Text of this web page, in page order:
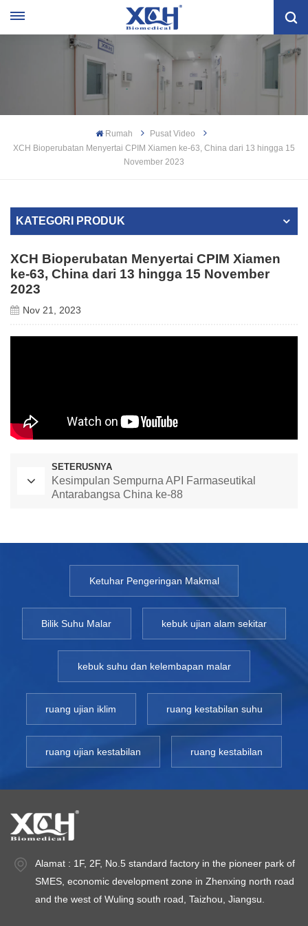
Rumah
Pusat Video
XCH Bioperubatan Menyertai CPIM Xiamen ke-63, China dari 13 hingga 15
November 2023
KATEGORI PRODUK
XCH Bioperubatan Menyertai CPIM Xiamen
ke-63, China dari 13 hingga 15 November
2023
Nov 21, 2023
SETERUSNYA
Kesimpulan Sempurna API Farmaseutikal
Antarabangsa China ke-88
Ketuhar Pengeringan Makmal
Bilik Suhu Malar kebuk ujian alam sekitar
kebuk suhu dan kelembapan malar
ruang ujian iklim ruang kestabilan suhu
ruang ujian kestabilan ruang kestabilan
Alamat : 1F, 2F, No.5 standard factory in the pioneer park of
SMES, economic development zone in Zhenxing north road
and the west of Wuling south road, Taizhou, Jiangsu.